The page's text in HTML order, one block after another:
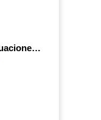
Discursos y actuaciones despedida de 4º